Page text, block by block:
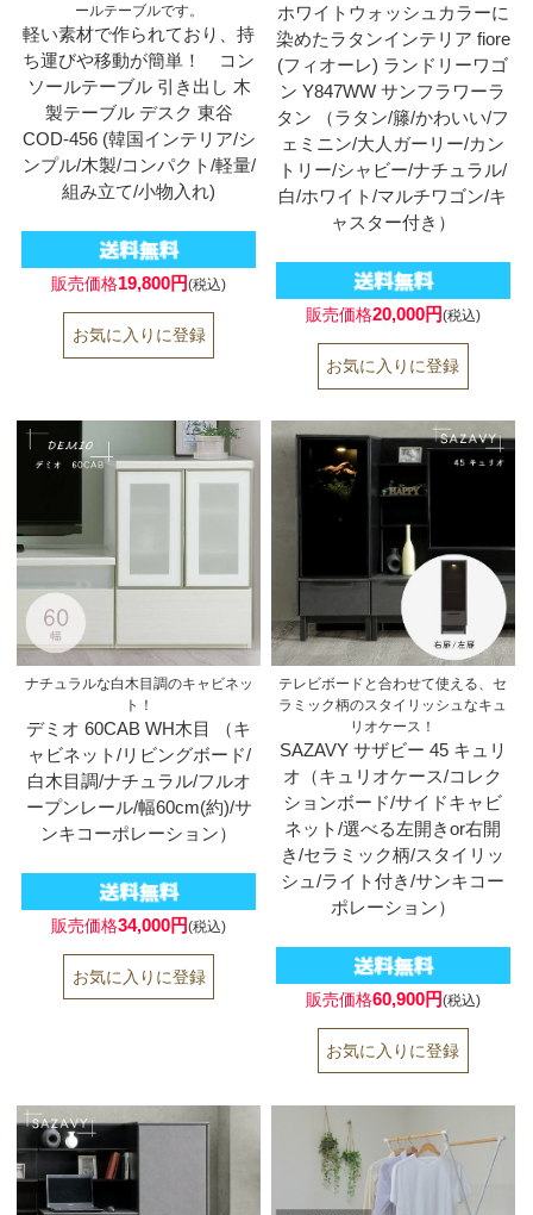
ールテーブルです。
軽い素材で作られており、持
ち運びや移動が簡単！ コン
ソールテーブル 引き出し 木
製テーブル デスク 東谷
COD-456 (韓国インテリア/シ
ンプル/木製/コンパクト/軽量/
組み立て/小物入れ)
販売価格19,800円(税込)
ホワイトウォッシュカラーに
染めたラタンインテリア fiore
(フィオーレ) ランドリーワゴ
ン Y847WW サンフラワーラ
タン （ラタン/籐/かわいい/フ
ェミニン/大人ガーリー/カン
トリー/シャビー/ナチュラル/
白/ホワイト/マルチワゴン/キ
ャスター付き）
販売価格20,000円(税込)
ナチュラルな白木目調のキャビネッ
ト！
デミオ 60CAB WH木目 （キ
ャビネット/リビングボード/
白木目調/ナチュラル/フルオ
ープンレール/幅60cm(約)/サ
ンキコーポレーション）
販売価格34,000円(税込)
テレビボードと合わせて使える、セ
ラミック柄のスタイリッシュなキュ
リオケース！
SAZAVY サザビー 45 キュリ
オ（キュリオケース/コレク
ションボード/サイドキャビ
ネット/選べる左開きor右開
き/セラミック柄/スタイリッ
シュ/ライト付き/サンキコー
ポレーション）
販売価格60,900円(税込)